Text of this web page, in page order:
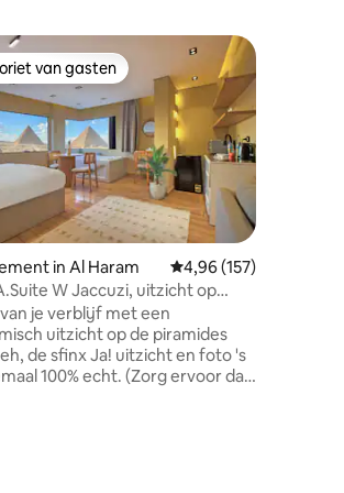
van 4,93 op 5, 30 recensies
van gasten
van gasten
in Al Haram Gemiddelde
4,96 (157)
W Jaccuzi, uitzicht op
en balkon
je verblijf met een
uitzicht op de piramides
de sfinx Ja! uitzicht en foto 's
100% echt. (Zorg ervoor dat